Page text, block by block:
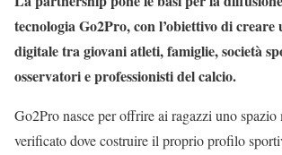
tecnologia Go2Pro, con l’obiettivo di creare
digitale tra giovani atleti, famiglie, società
osservatori e professionisti del calcio.
Go2Pro nasce per offrire ai ragazzi uno spazio
verificato dove costruire il proprio profilo